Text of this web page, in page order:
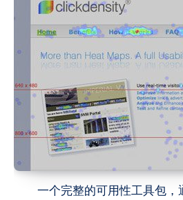
一个完整的可用性工具包，